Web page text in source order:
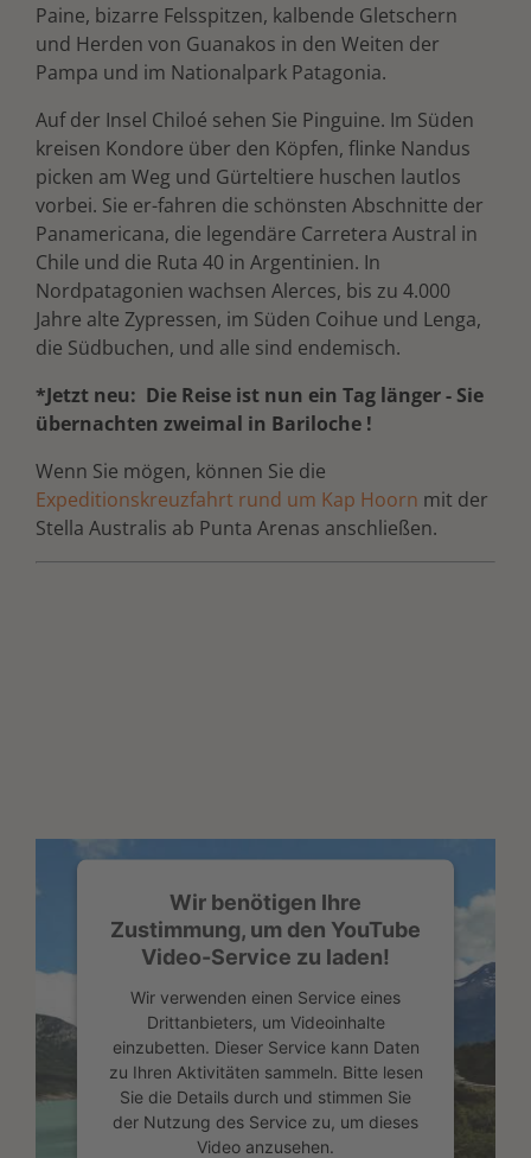
Paine, bizarre Felsspitzen, kalbende Gletschern
und Herden von Guanakos in den Weiten der
Pampa und im Nationalpark Patagonia.
Auf der Insel Chiloé sehen Sie Pinguine. Im Süden
kreisen Kondore über den Köpfen, flinke Nandus
picken am Weg und Gürteltiere huschen lautlos
vorbei. Sie er-fahren die schönsten Abschnitte der
Panamericana, die legendäre Carretera Austral in
Chile und die Ruta 40 in Argentinien. In
Nordpatagonien wachsen Alerces, bis zu 4.000
Jahre alte Zypressen, im Süden Coihue und Lenga,
die Südbuchen, und alle sind endemisch.
*Jetzt neu: Die Reise ist nun ein Tag länger - Sie
übernachten zweimal in Bariloche !
Wenn Sie mögen, können Sie die
Expeditionskreuzfahrt rund um Kap Hoorn mit der
Stella Australis ab Punta Arenas anschließen.
Wir benötigen Ihre
Zustimmung, um den YouTube
Video-Service zu laden!
Wir verwenden einen Service eines
Drittanbieters, um Videoinhalte
einzubetten. Dieser Service kann Daten
zu Ihren Aktivitäten sammeln. Bitte lesen
Sie die Details durch und stimmen Sie
der Nutzung des Service zu, um dieses
Video anzusehen.